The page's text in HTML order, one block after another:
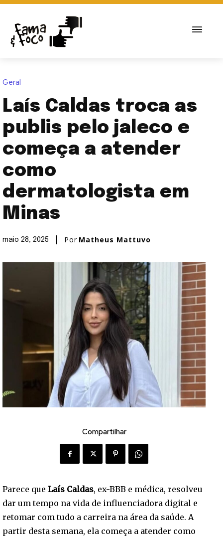
Geral
Laís Caldas troca as
publis pelo jaleco e
começa a atender
como
dermatologista em
Minas
maio 28, 2025 Por Matheus Mattuvo
Compartilhar
Parece que Laís Caldas, ex-BBB e médica, resolveu
dar um tempo na vida de influenciadora digital e
retomar com tudo a carreira na área da saúde. A
partir desta semana, ela começa a atender como